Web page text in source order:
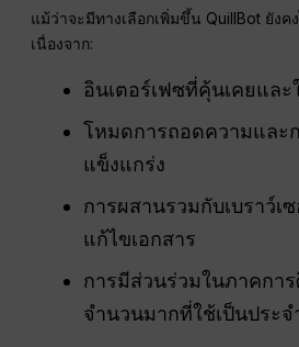
แม้ว่าจะมีทางเลือกเพิ่มขึ้น QuillBot ยังค
เนื่องจาก:
อินเตอร์เฟซที่คุ้นเคยและ
โหมดการถอดความและ
แข็งแกร่ง
การผสานรวมกับเบราว์เ
แก้ไขเอกสาร
การมีส่วนร่วมในภาคกา
จำนวนมากที่ใช้เป็นประจ